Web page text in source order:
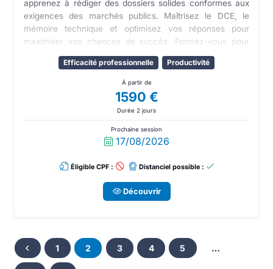
apprenez à rédiger des dossiers solides conformes aux
exigences des marchés publics. Maîtrisez le DCE, le
mémoire technique et optimisez vos réponses pour
maximiser vos chances de succès. Formez-vous pour
développer votre entreprise sur le marché public.
Efficacité professionnelle Productivité
À partir de
1590 €
Durée 2 jours
Prochaine session
17/08/2026
Éligible CPF : Distanciel possible :
Découvrir
1 2 3 4 5 …